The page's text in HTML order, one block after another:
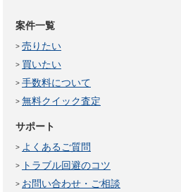
案件一覧
売りたい
買いたい
手数料について
無料クイック査定
サポート
よくあるご質問
トラブル回避のコツ
お問い合わせ・ご相談